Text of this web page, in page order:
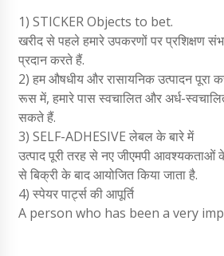
1) STICKER Objects to bet.
खरीद से पहले हमारे उपकरणों पर प्रशिक्षण
प्रदान करते हैं.
2) हम औषधीय और रासायनिक उत्पादन पूरा
रूस में, हमारे पास स्वचालित और अर्ध-
सकते हैं.
3) SELF-ADHESIVE लेबल के बारे में
उत्पाद पूरी तरह से नए जीएमपी
से बिक्री के बाद आयोजित किया जाता है.
4) स्पेयर पार्ट्स की आपूर्ति
A person who has been a very